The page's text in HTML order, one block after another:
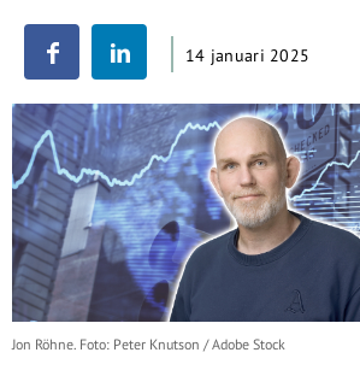
14 januari 2025
Jon Röhne. Foto: Peter Knutson / Adobe Stock